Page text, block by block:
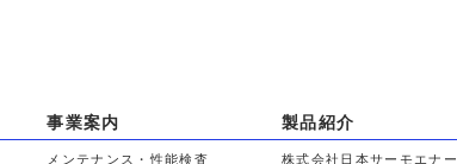
事業案内
メンテナンス・性能検査
製品紹介
株式会社日本サーモエナー